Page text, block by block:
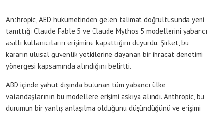
Anthropic, ABD hükümetinden gelen talimat doğrultusunda yeni
tanıttığı Claude Fable 5 ve Claude Mythos 5 modellerini yabancı
asıllı kullanıcıların erişimine kapattığını duyurdu. Şirket, bu
kararın ulusal güvenlik yetkilerine dayanan bir ihracat denetimi
yönergesi kapsamında alındığını belirtti.
ABD içinde yahut dışında bulunan tüm yabancı ülke
vatandaşlarının bu modellere erişimi askıya alındı. Anthropic, bu
durumun bir yanlış anlaşılma olduğunu düşündüğünü ve erişimi